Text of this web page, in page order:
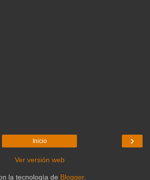
›
Inicio
Ver versión web
la tecnología de Blogger.